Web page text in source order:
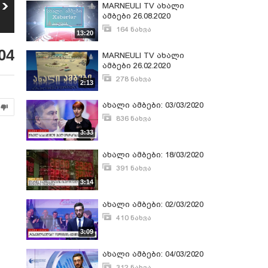
Miss and Mister Adjara
Gold 2025
ნახვა
მარჯანიშვილის
თეატრში პუსკა
გამსახურდიას
სამოყვარულო
გაიმართა
13:20
MARNEULI TV ახალი
ამბები 26.08.2020
164 ნახვა
2:13
MARNEULI TV ახალი
ამბები 26.02.2020
278 ნახვა
3:33
ახალი ამბები: 03/03/2020
836 ნახვა
3:14
ახალი ამბები: 18/03/2020
391 ნახვა
3:09
ახალი ამბები: 02/03/2020
410 ნახვა
ახალი ამბები: 04/03/2020